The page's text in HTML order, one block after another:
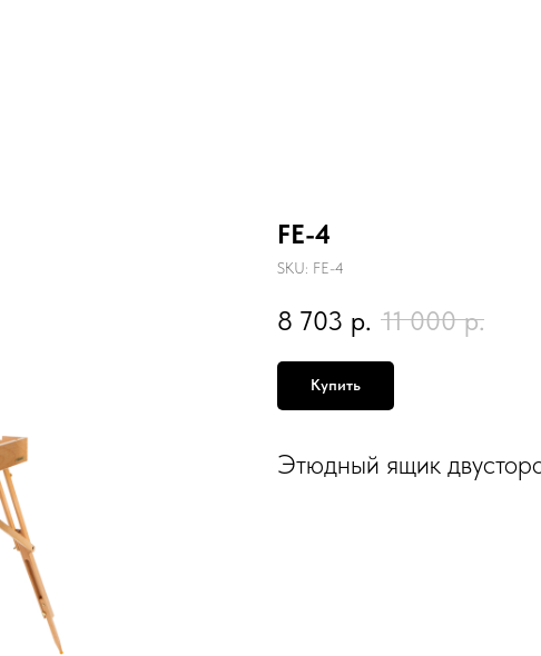
FE-4
SKU: FE-4
8 703 р. 11 000 р.
Купить
Этюдный ящик